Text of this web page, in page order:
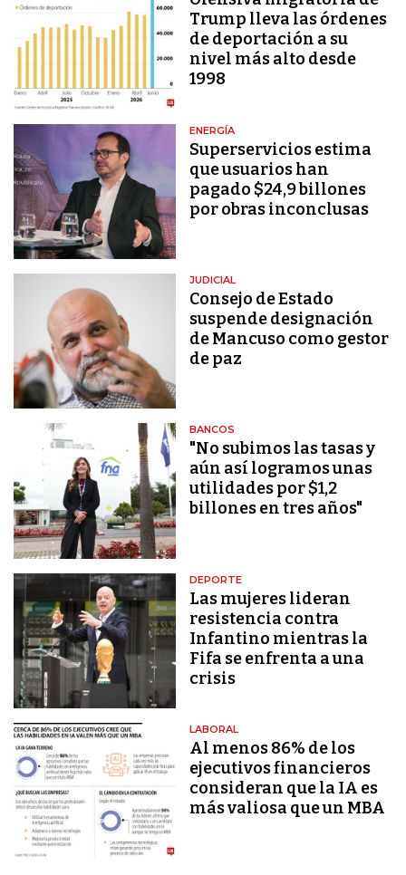
Trump lleva las órdenes
de deportación a su
nivel más alto desde
1998
ENERGÍA
Superservicios estima
que usuarios han
pagado $24,9 billones
por obras inconclusas
JUDICIAL
Consejo de Estado
suspende designación
de Mancuso como gestor
de paz
BANCOS
"No subimos las tasas y
aún así logramos unas
utilidades por $1,2
billones en tres años"
DEPORTE
Las mujeres lideran
resistencia contra
Infantino mientras la
Fifa se enfrenta a una
crisis
LABORAL
Al menos 86% de los
ejecutivos financieros
consideran que la IA es
más valiosa que un MBA